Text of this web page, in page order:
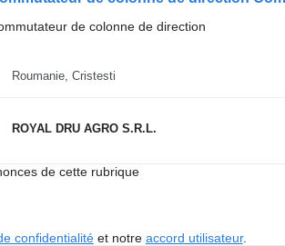
de colonne de direction
Roumanie, Cristesti
ROYAL DRU AGRO S.R.L.
de cette rubrique
confidentialitéet notre accord utilisateur.